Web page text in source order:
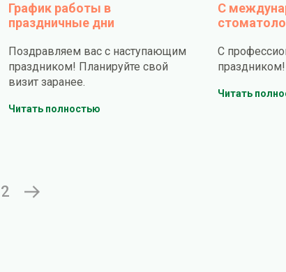
График работы в
праздничные дни
Поздравляем вас с наступающим
праздником! Планируйте свой
визит заранее.
Читать полностью
C
С
праздником!
Читать
2